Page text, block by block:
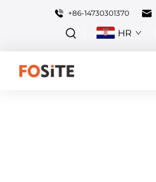
+86-14730301370
HR